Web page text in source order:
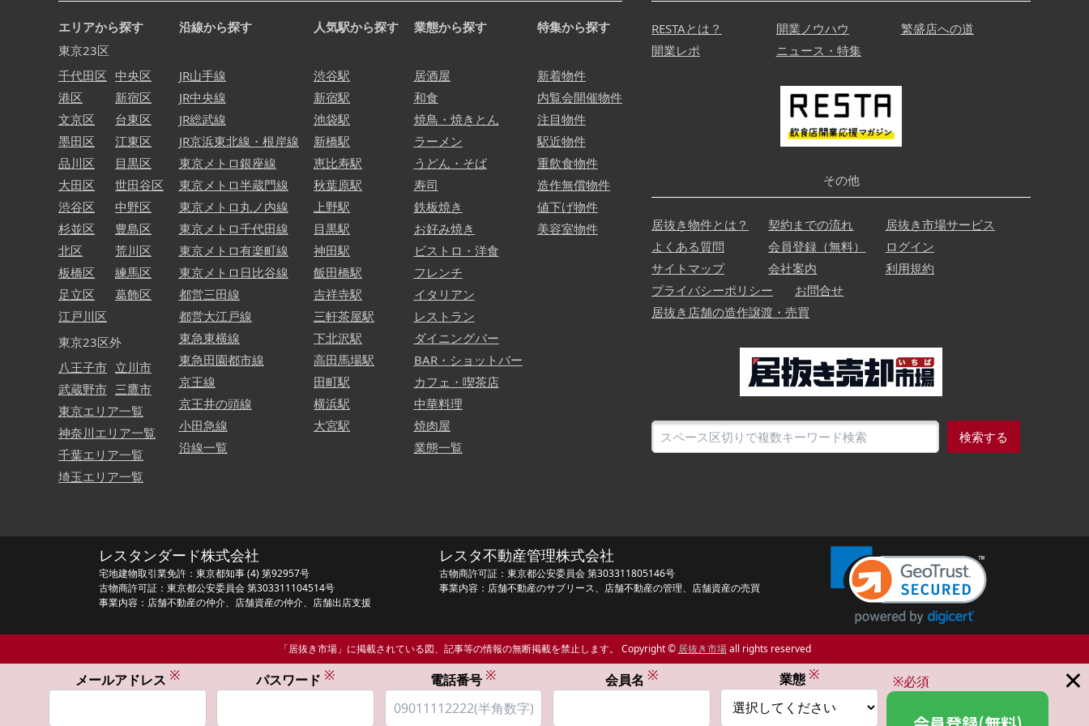
エリアから探す
東京23区
千代田区
港区
文京区
墨田区
品川区
大田区
渋谷区
杉並区
北区
板橋区
足立区
江戸川区
中央区
新宿区
台東区
江東区
目黒区
世田谷区
中野区
豊島区
荒川区
練馬区
葛飾区
東京23区外
八王子市
武蔵野市
立川市
三鷹市
東京エリア一覧
神奈川エリア一覧
千葉エリア一覧
埼玉エリア一覧
沿線から探す
JR山手線
JR中央線
JR総武線
JR京浜東北線・根岸線
東京メトロ銀座線
東京メトロ半蔵門線
東京メトロ丸ノ内線
東京メトロ千代田線
東京メトロ有楽町線
東京メトロ日比谷線
都営三田線
都営大江戸線
東急東横線
東急田園都市線
京王線
京王井の頭線
小田急線
沿線一覧
人気駅から探す
渋谷駅
新宿駅
池袋駅
新橋駅
恵比寿駅
秋葉原駅
上野駅
目黒駅
神田駅
飯田橋駅
吉祥寺駅
三軒茶屋駅
下北沢駅
高田馬場駅
田町駅
横浜駅
大宮駅
業態から探す
居酒屋
和食
焼鳥・焼きとん
ラーメン
うどん・そば
寿司
鉄板焼き
お好み焼き
ビストロ・洋食
フレンチ
イタリアン
レストラン
ダイニングバー
BAR・ショットバー
カフェ・喫茶店
中華料理
焼肉屋
業態一覧
特集から探す
新着物件
内覧会開催物件
注目物件
駅近物件
重飲食物件
造作無償物件
値下げ物件
美容室物件
RESTAとは？ 開業ノウハウ
繁盛店への道
開業レポ
ニュース・特集
その他
居抜き物件とは？ 契約までの流れ
居抜き市場サービス
よくある質問
会員登録（無料）
ログイン
サイトマップ
会社案内
利用規約
プライバシーポリシー
お問合せ
居抜き店舗の造作譲渡・売買
検索する
レスタンダード株式会社
宅地建物取引業免許：東京都知事 (4) 第92957号
古物商許可証：東京都公安委員会 第303311104514号
事業内容：店舗不動産の仲介、店舗資産の仲介、店舗出店支援
レスタ不動産管理株式会社
古物商許可証：東京都公安委員会 第303311805146号
事業内容：店舗不動産のサブリース、店舗不動産の管理、店舗資産の売買
「居抜き市場」に掲載されている図、記事等の情報の無断掲載を禁止します。 Copyright © 居抜き市場all rights reserved
×
メールアドレス ※ パスワード ※ 電話番号 ※ 会員名 ※ 業態 ※ ※必須